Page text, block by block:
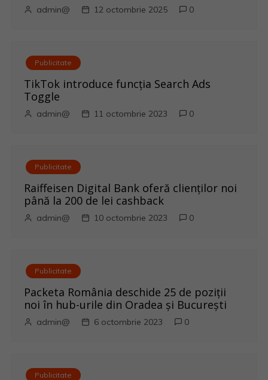
admin@ 12 octombrie 2025 0
Publicitate
TikTok introduce funcția Search Ads
Toggle
admin@ 11 octombrie 2023 0
Publicitate
Raiffeisen Digital Bank oferă clienților noi
până la 200 de lei cashback
admin@ 10 octombrie 2023 0
Publicitate
Packeta România deschide 25 de poziții
noi în hub-urile din Oradea și București
admin@ 6 octombrie 2023 0
Publicitate